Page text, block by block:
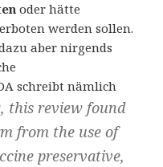
oder hätte
werden sollen.
aber nirgends
schreibt nämlich
this review found
from the use of
preservative,